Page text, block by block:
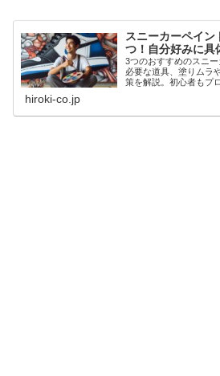
スニーカーペイン
つ！自分好みに具
3つのおすすめのスニー
必要な道具、塗りムラ
策を解説。初心者もプ
hiroki-co.jp